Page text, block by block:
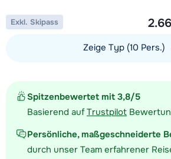
Spitzenbewertet mit 3,8/5
Basierend aufTrustpilot
Persönliche, maßgeschneiderte
durch unser Team erfahrener
Exkl. Skipass
Zeige Typ (10 Pers.)